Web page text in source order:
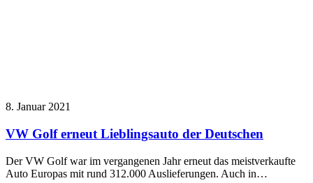
8. Januar 2021
VW Golf erneut Lieblingsauto der Deutschen
Der VW Golf war im vergangenen Jahr erneut das meistverkaufte
Auto Europas mit rund 312.000 Auslieferungen. Auch in…